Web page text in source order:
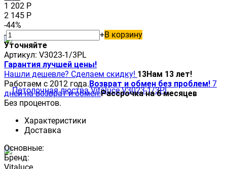
1 202 Р
2 145 Р
-44%
-
+В корзину
Уточняйте
Артикул: V3023-1/3PL
Гарантия лучшей цены!
Нашли дешевле? Сделаем скидку! 13Нам 13 лет!
Работаем с 2012 года.Возврат и обмен без проблем! 7
дней на возврат и обмен.Рассрочка на 6 месяцев
Без процентов.
Характеристики
Доставка
Основные:
Бренд: